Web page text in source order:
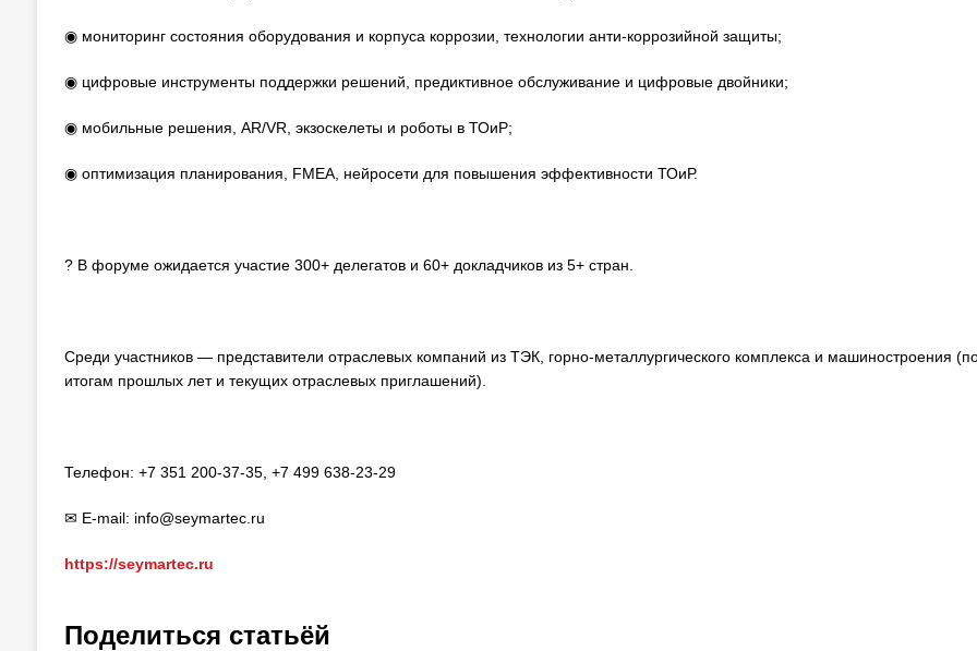
◉ мониторинг состояния оборудования и корпуса коррозии, технологии анти-коррозийной защиты;
◉ цифровые инструменты поддержки решений, предиктивное обслуживание и цифровые двойники;
◉ мобильные решения, AR/VR, экзоскелеты и роботы в ТОиР;
◉ оптимизация планирования, FMEA, нейросети для повышения эффективности ТОиР.
? В форуме ожидается участие 300+ делегатов и 60+ докладчиков из 5+ стран.
Среди участников — представители отраслевых компаний из ТЭК, горно-металлургического комплекса и машиностроения
итогам прошлых лет и текущих отраслевых приглашений).
Телефон: +7 351 200-37-35, +7 499 638-23-29
✉ E-mail: info@seymartec.ru
https://seymartec.ru
Поделиться статьёй